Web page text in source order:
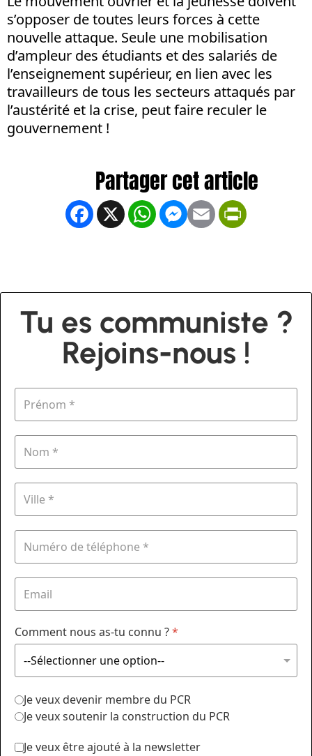
s’opposer de toutes leurs forces à cette
nouvelle attaque. Seule une mobilisation
d’ampleur des étudiants et des salariés de
l’enseignement supérieur, en lien avec les
travailleurs de tous les secteurs attaqués par
l’austérité et la crise, peut faire reculer le
gouvernement !
Facebook
X WhatsApp
Messenger
Email
Tu es communiste ?
Rejoins-nous !
Comment nous as-tu connu ?*
Je veux devenir membre du PCR
Je veux soutenir la construction du PCR
Je veux être ajouté à la newsletter